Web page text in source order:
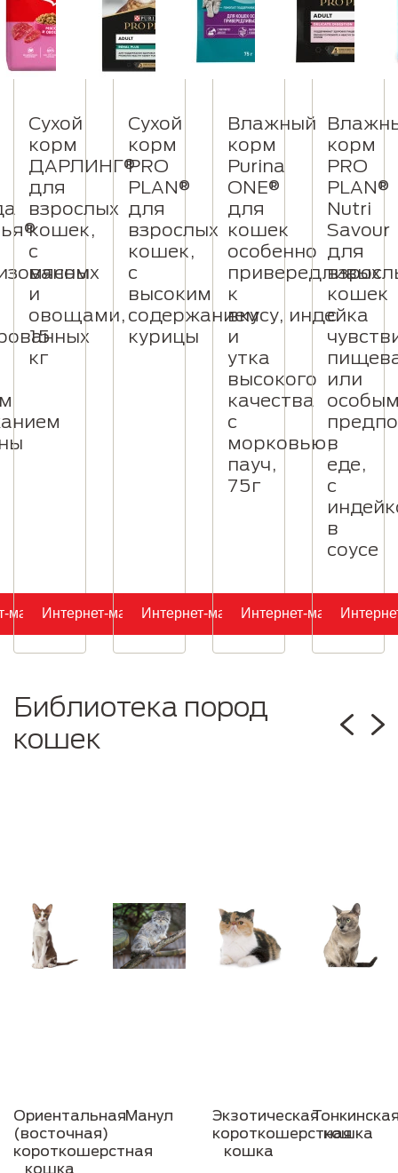
магазин
Сухой
корм
ДАРЛИНГ®
для
взрослых
кошек,
с
мясом
и
овощами,
15
кг
Интернет-магазин
Сухой
корм
PRO
PLAN®
для
взрослых
кошек,
с
высоким
содержанием
курицы
Интернет-магазин
Влажный
корм
Purina
ONE®
для
кошек
особенно
привередливых
к
вкусу, индейка
и
утка
высокого
качества
с
морковью,
пауч,
75г
Интернет-магазин
корм
PRO
PLAN®
Nutri
Savour
для
кошек
с
или
в
еде,
с
в
соусе
Библиотека пород
кошек
Ориентальная
(восточная)
короткошерстная
кошка
Манул
Экзотическая
короткошерстная
кошка
кошка